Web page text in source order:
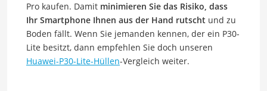
Pro kaufen. Damit minimieren Sie das Risiko, dass
Ihr Smartphone Ihnen aus der Hand rutscht und zu
Boden fällt. Wenn Sie jemanden kennen, der ein P30-
Lite besitzt, dann empfehlen Sie doch unseren
Huawei-P30-Lite-Hüllen-Vergleich weiter.